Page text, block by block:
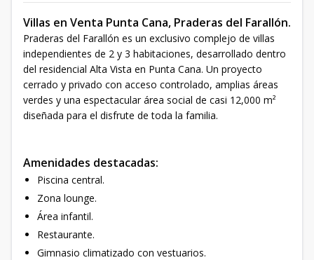
Villas en Venta Punta Cana, Praderas del Farallón.
Praderas del Farallón es un exclusivo complejo de villas
independientes de 2 y 3 habitaciones, desarrollado dentro
del residencial Alta Vista en Punta Cana. Un proyecto
cerrado y privado con acceso controlado, amplias áreas
verdes y una espectacular área social de casi 12,000 m²
diseñada para el disfrute de toda la familia.
Amenidades destacadas:
Piscina central.
Zona lounge.
Área infantil.
Restaurante.
Gimnasio climatizado con vestuarios.